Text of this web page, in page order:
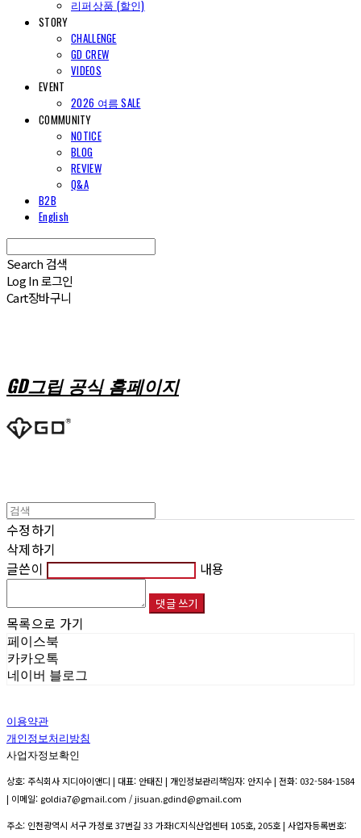
리퍼상품 (할인)
STORY
CHALLENGE
GD CREW
VIDEOS
EVENT
2026 여름 SALE
COMMUNITY
NOTICE
BLOG
REVIEW
Q&A
B2B
English
Search 검색
Log In로그인
Cart장바구니
GD그립 공식 홈페이지
수정하기
삭제하기
글쓴이
내용
댓글 쓰기
목록으로 가기
페이스북
카카오톡
네이버 블로그
이용약관
개인정보처리방침
사업자정보확인
상호: 주식회사 지디아이앤디 | 대표: 안태진 | 개인정보관리책임자: 안지수 | 전화: 032-584-1584
| 이메일: goldia7@gmail.com / jisuan.gdind@gmail.com
주소: 인천광역시 서구 가정로 37번길 33 가좌IC지식산업센터 105호, 205호 | 사업자등록번호: